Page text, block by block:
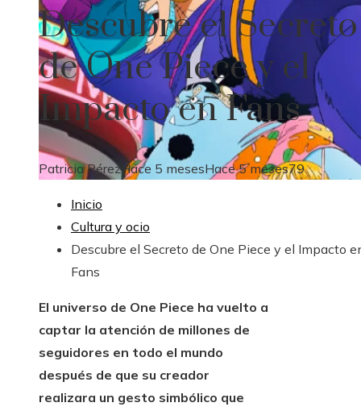
Descubre el Secreto
de One Piece y el
Impacto en Fans
Patricia PérezHace 5 mesesHace 5 meses79
Inicio
Cultura y ocio
Descubre el Secreto de One Piece y el Impacto
Fans
El universo de One Piece ha vuelto a
captar la atención de millones de
seguidores en todo el mundo
después de que su creador
realizara un gesto simbólico que